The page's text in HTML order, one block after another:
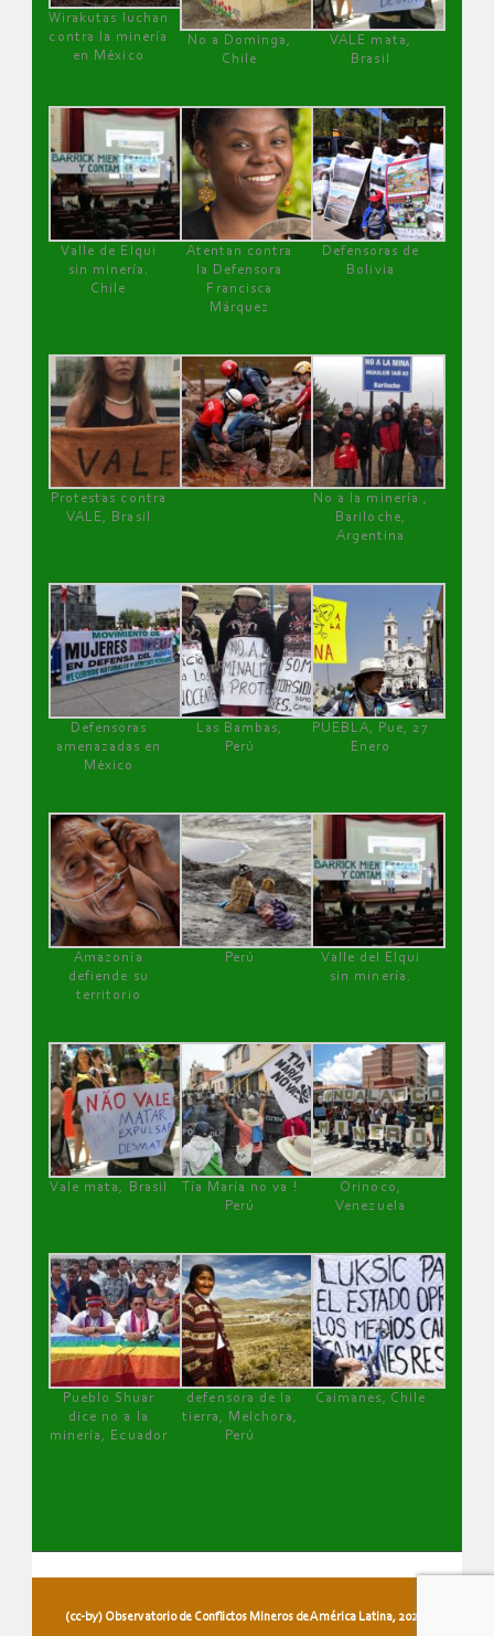
Wirakutas luchan
contra la minería
en México
No a Dominga,
Chile
VALE mata,
Brasil
Valle de Elqui
sin minería.
Chile
Atentan contra
la Defensora
Francisca
Márquez
Defensoras de
Bolivia
Protestas contra
VALE, Brasil
No a la minería ,
Bariloche,
Argentina
Defensoras
amenazadas en
México
Las Bambas,
Perú
PUEBLA, Pue, 27
Enero
Amazonía
defiende su
territorio
Perú
Valle del Elqui
sin minería.
Vale mata, Brasil
Tía María no va !
Perú
Orinoco,
Venezuela
Pueblo Shuar
dice no a la
minería, Ecuador
defensora de la
tierra, Melchora,
Perú
Caimanes, Chile
(cc-by) Observatorio de Conflictos Mineros de América Latina, 2026